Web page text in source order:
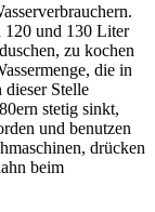
120 und 130 Liter
zu kochen
die in
dieser Stelle
stetig sinkt,
und benutzen
drücken
beim